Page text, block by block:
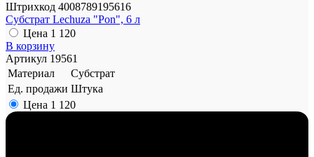
Штрихкод 4008789195616
Субстрат Lechuza "Pon", 6 л
Цена 1 120
В корзину
Артикул 19561
Материал
Субстрат
Ед. продажи Штука
Цена 1 120